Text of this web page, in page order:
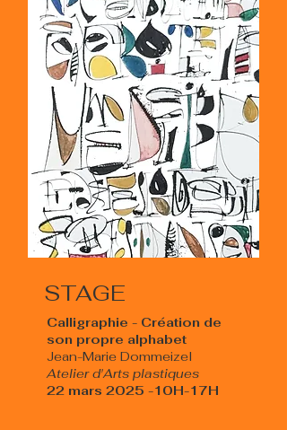
STAGE
Calligraphie - Création de
son propre alphabet
Jean-Marie Dommeizel
Atelier d'Arts plastiques
22 mars 2025 -10H-17H